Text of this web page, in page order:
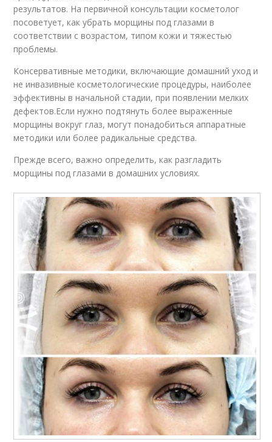
результатов. На первичной консультации косметолог
посоветует, как убрать морщины под глазами в
соответствии с возрастом, типом кожи и тяжестью
проблемы.
Консервативные методики, включающие домашний уход и
не инвазивные косметологические процедуры, наиболее
эффективны в начальной стадии, при появлении мелких
дефектов.Если нужно подтянуть более выраженные
морщины вокруг глаз, могут понадобиться аппаратные
методики или более радикальные средства.
Прежде всего, важно определить, как разгладить
морщины под глазами в домашних условиях.